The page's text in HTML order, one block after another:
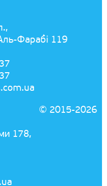
Фарабі 119
178,
© 2015-2026